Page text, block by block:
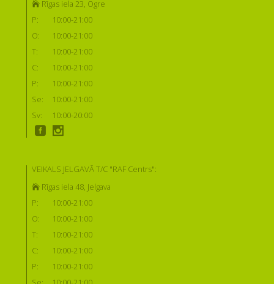
Rīgas iela 23, Ogre
P:
10:00-21:00
O:
10:00-21:00
T:
10:00-21:00
C:
10:00-21:00
P:
10:00-21:00
Se:
10:00-21:00
Sv:
10:00-20:00
VEIKALS JELGAVĀ T/C "RAF Centrs":
Rīgas iela 48, Jelgava
P:
10:00-21:00
O:
10:00-21:00
T:
10:00-21:00
C:
10:00-21:00
P:
10:00-21:00